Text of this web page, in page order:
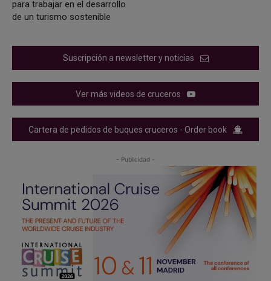
para trabajar en el desarrollo
de un turismo sostenible
Suscripción a newsletter y noticias
Ver más videos de cruceros
Cartera de pedidos de buques cruceros - Order book
- Publicidad -